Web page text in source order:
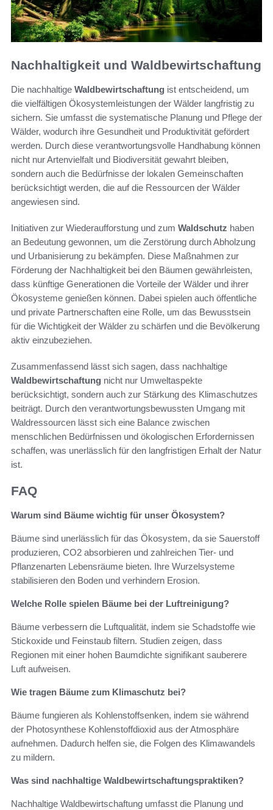
Nachhaltigkeit und Waldbewirtschaftung
Die nachhaltige Waldbewirtschaftung ist entscheidend, um
die vielfältigen Ökosystemleistungen der Wälder langfristig zu
sichern. Sie umfasst die systematische Planung und Pflege der
Wälder, wodurch ihre Gesundheit und Produktivität gefördert
werden. Durch diese verantwortungsvolle Handhabung können
nicht nur Artenvielfalt und Biodiversität gewahrt bleiben,
sondern auch die Bedürfnisse der lokalen Gemeinschaften
berücksichtigt werden, die auf die Ressourcen der Wälder
angewiesen sind.
Initiativen zur Wiederaufforstung und zum Waldschutz haben
an Bedeutung gewonnen, um die Zerstörung durch Abholzung
und Urbanisierung zu bekämpfen. Diese Maßnahmen zur
Förderung der Nachhaltigkeit bei den Bäumen gewährleisten,
dass künftige Generationen die Vorteile der Wälder und ihrer
Ökosysteme genießen können. Dabei spielen auch öffentliche
und private Partnerschaften eine Rolle, um das Bewusstsein
für die Wichtigkeit der Wälder zu schärfen und die Bevölkerung
aktiv einzubeziehen.
Zusammenfassend lässt sich sagen, dass nachhaltige
Waldbewirtschaftung nicht nur Umweltaspekte
berücksichtigt, sondern auch zur Stärkung des Klimaschutzes
beiträgt. Durch den verantwortungsbewussten Umgang mit
Waldressourcen lässt sich eine Balance zwischen
menschlichen Bedürfnissen und ökologischen Erfordernissen
schaffen, was unerlässlich für den langfristigen Erhalt der Natur
ist.
FAQ
Warum sind Bäume wichtig für unser Ökosystem?
Bäume sind unerlässlich für das Ökosystem, da sie Sauerstoff
produzieren, CO2 absorbieren und zahlreichen Tier- und
Pflanzenarten Lebensräume bieten. Ihre Wurzelsysteme
stabilisieren den Boden und verhindern Erosion.
Welche Rolle spielen Bäume bei der Luftreinigung?
Bäume verbessern die Luftqualität, indem sie Schadstoffe wie
Stickoxide und Feinstaub filtern. Studien zeigen, dass
Regionen mit einer hohen Baumdichte signifikant sauberere
Luft aufweisen.
Wie tragen Bäume zum Klimaschutz bei?
Bäume fungieren als Kohlenstoffsenken, indem sie während
der Photosynthese Kohlenstoffdioxid aus der Atmosphäre
aufnehmen. Dadurch helfen sie, die Folgen des Klimawandels
zu mildern.
Was sind nachhaltige Waldbewirtschaftungspraktiken?
Nachhaltige Waldbewirtschaftung umfasst die Planung und